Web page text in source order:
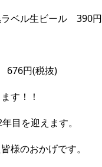
ベル生ビール 390
676円(税抜)
す！！
目を迎えます。
様のおかげです。